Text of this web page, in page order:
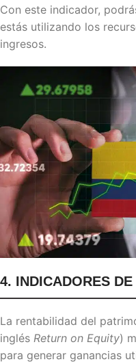
Con este indicador,
estás utilizando los
ingresos.
4. INDICADORES
La rentabilidad del
inglés Return on Equity)
para generar ganancias